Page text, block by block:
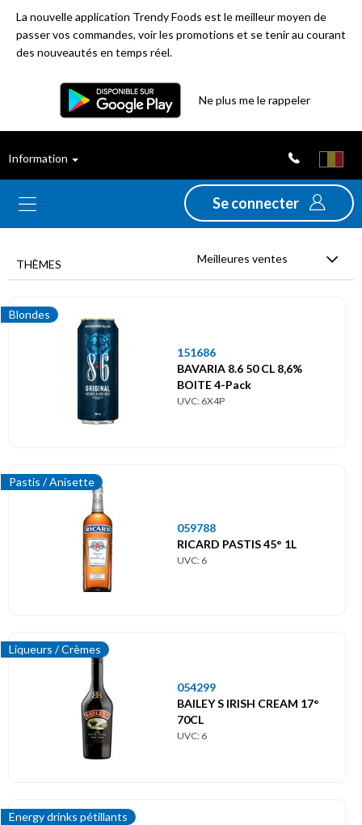
La nouvelle application Trendy Foods est le meilleur moyen de
passer vos commandes, voir les promotions et se tenir au courant
des nouveautés en temps réel.
Ne plus me le rappeler
Information
Se connecter
ventes
Nouveautés
Promotions
Déstockage
THÈMES Meilleures ventes
Blondes
151686
BAVARIA 8.6 50 CL 8,6%
BOITE 4-Pack
UVC: 6X4P
Pastis / Anisette
059788
RICARD PASTIS 45° 1L
UVC: 6
Liqueurs / Crèmes
054299
BAILEY S IRISH CREAM 17°
70CL
UVC: 6
Energy drinks pétillants